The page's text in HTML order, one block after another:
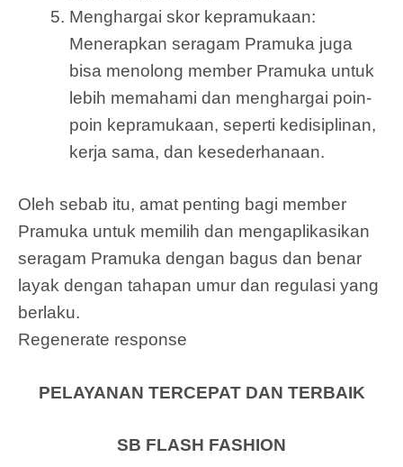
Menghargai skor kepramukaan:
Menerapkan seragam Pramuka juga
bisa menolong member Pramuka untuk
lebih memahami dan menghargai poin-
poin kepramukaan, seperti kedisiplinan,
kerja sama, dan kesederhanaan.
Oleh sebab itu, amat penting bagi member
Pramuka untuk memilih dan mengaplikasikan
seragam Pramuka dengan bagus dan benar
layak dengan tahapan umur dan regulasi yang
berlaku.
Regenerate response
PELAYANAN TERCEPAT DAN TERBAIK
SB FLASH FASHION